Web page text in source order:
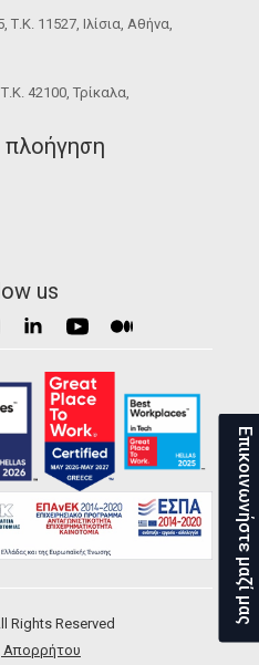
11527, Ιλίσια, Αθήνα,
42100, Τρίκαλα,
πλοήγηση
us
Rights Reserved
Απορρήτου
Επικοινωνήστε μαζί μας